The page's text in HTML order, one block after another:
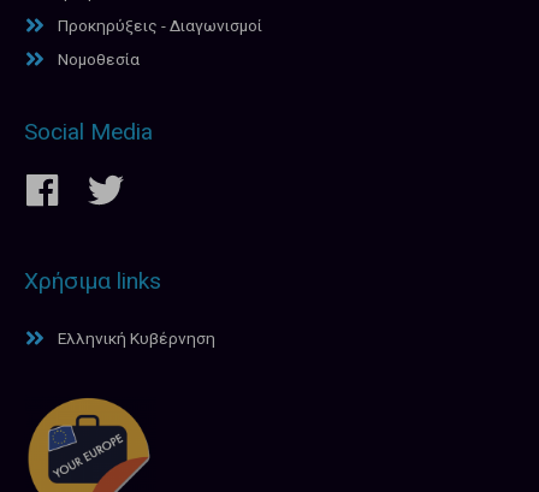
Προκηρύξεις - Διαγωνισμοί
Νομοθεσία
Social Media
Χρήσιμα links
Ελληνική Κυβέρνηση